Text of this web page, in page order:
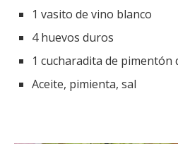
1 vasito de vino blanco
4 huevos duros
1 cucharadita de pimentón
Aceite, pimienta, sal